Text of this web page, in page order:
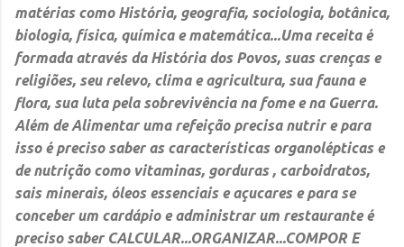
matérias como História, geografia, sociologia, botânica,
biologia, física, química e matemática...Uma receita é
formada através da História dos Povos, suas crenças e
religiões, seu relevo, clima e agricultura, sua fauna e
flora, sua luta pela sobrevivência na fome e na Guerra.
Além de Alimentar uma refeição precisa nutrir e para
isso é preciso saber as características organolépticas e
de nutrição como vitaminas, gorduras , carboidratos,
sais minerais, óleos essenciais e açucares e para se
conceber um cardápio e administrar um restaurante é
preciso saber CALCULAR...ORGANIZAR...COMPOR E